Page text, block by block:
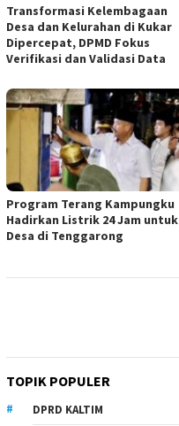
Transformasi Kelembagaan
Desa dan Kelurahan di Kukar
Dipercepat, DPMD Fokus
Verifikasi dan Validasi Data
Program Terang Kampungku
Hadirkan Listrik 24 Jam untuk
Desa di Tenggarong
TOPIK POPULER
DPRD KALTIM